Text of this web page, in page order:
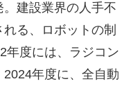
建設業界の人手不
る、ロボットの制
年度には、ラジコン
年度に、全自動